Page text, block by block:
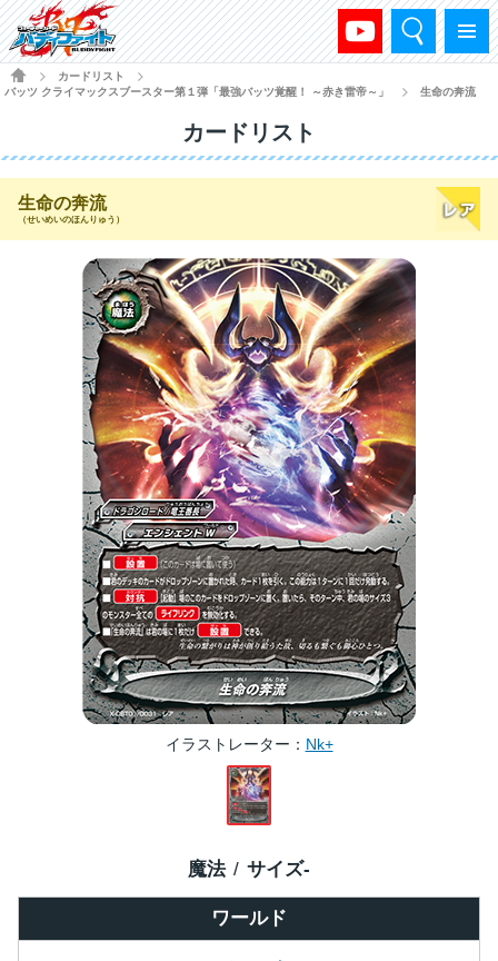
メニュー
検索
HOME
カードリスト
バッツ クライマックスブースター第１弾「最強バッツ覚醒！ ～赤き雷帝～」
生命の奔流
カードリスト
生命の奔流
（せいめいのほんりゅう）
イラストレーター Nk+
ワールド
魔法 サイズ-